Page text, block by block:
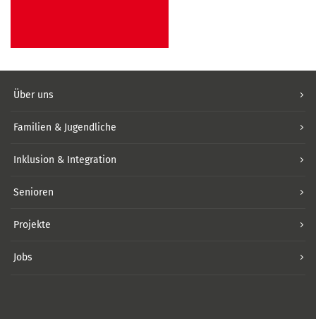
Über uns
Familien & Jugendliche
Inklusion & Integration
Senioren
Projekte
Jobs